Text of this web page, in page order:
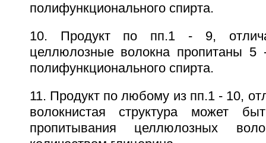
полифункционального спирта.
10. Продукт по пп.1 - 9,
целлюлозные волокна пропитаны
полифункционального спирта.
11. Продукт по любому из пп.1 - 10,
волокнистая структура может
пропитывания целлюлозных